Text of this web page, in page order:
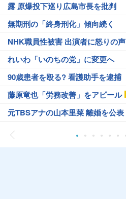
露 原爆投下巡り広島市長を批判
無期刑の「終身刑化」傾向続く
NHK職員性被害 出演者に怒りの声
れいわ「いのちの党」に変更へ
90歳患者を殴る? 看護助手を逮捕
藤原竜也「労務改善」をアピール
元TBSアナの山本里菜 離婚を公表